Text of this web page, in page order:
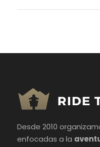
Desde 2010
enfocadas a la